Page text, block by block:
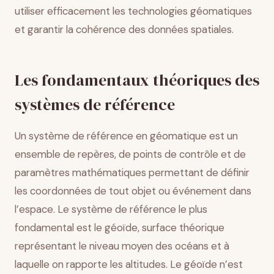
utiliser efficacement les technologies géomatiques
et garantir la cohérence des données spatiales.
Les fondamentaux théoriques des
systèmes de référence
Un système de référence en géomatique est un
ensemble de repères, de points de contrôle et de
paramètres mathématiques permettant de définir
les coordonnées de tout objet ou événement dans
l’espace. Le système de référence le plus
fondamental est le géoïde, surface théorique
représentant le niveau moyen des océans et à
laquelle on rapporte les altitudes. Le géoïde n’est